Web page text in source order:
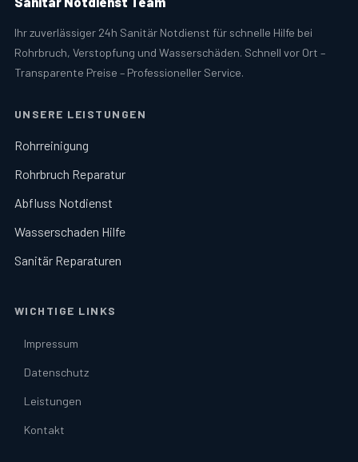
Ihr zuverlässiger 24h Sanitär Notdienst für schnelle Hilfe bei
Rohrbruch, Verstopfung und Wasserschäden. Schnell vor Ort –
Transparente Preise – Professioneller Service.
UNSERE LEISTUNGEN
Rohrreinigung
Rohrbruch Reparatur
Abfluss Notdienst
Wasserschaden Hilfe
Sanitär Reparaturen
WICHTIGE LINKS
Impressum
Datenschutz
Leistungen
Kontakt